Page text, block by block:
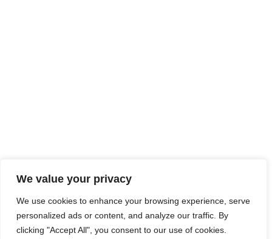
We value your privacy
We use cookies to enhance your browsing experience, serve
personalized ads or content, and analyze our traffic. By
clicking "Accept All", you consent to our use of cookies.